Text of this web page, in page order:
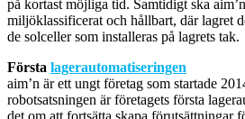
på kortast möjliga tid. Samtidigt ska
miljöklassificerat och hållbart, där lagret
de solceller som installeras på lagrets tak.
Första lagerautomatiseringen
aim’n är ett ungt företag som startade
robotsatsningen är företagets första